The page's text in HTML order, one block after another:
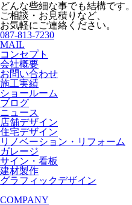
どんな些細な事でも結構です。
ご相談・お見積りなど、
お気軽にご連絡ください。
087-813-7230
MAIL
コンセプト
会社概要
お問い合わせ
施工実績
ショールーム
ブログ
ニュース
店舗デザイン
住宅デザイン
リノベーション・リフォーム
ガレージ
サイン・看板
建材製作
グラフィックデザイン
COMPANY